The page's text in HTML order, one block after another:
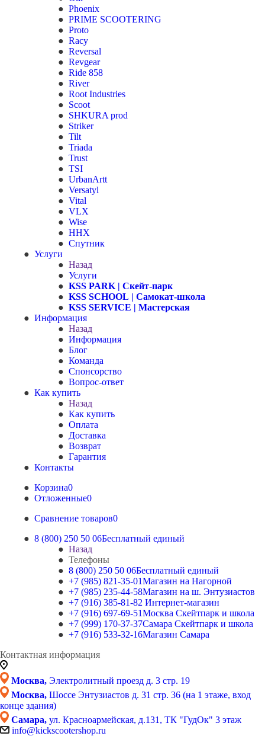
Phoenix
PRIME SCOOTERING
Proto
Racy
Reversal
Revgear
Ride 858
River
Root Industries
Scoot
SHKURA рrоd
Striker
Tilt
Triada
Trust
TSI
UrbanArtt
Versatyl
Vital
VLX
Wise
ННХ
Спутник
Услуги
Назад
Услуги
KSS PARK | Скейт-парк
KSS SCHOOL | Самокат-школа
KSS SERVICE | Мастерская
Информация
Назад
Информация
Блог
Команда
Спонсорство
Вопрос-ответ
Как купить
Назад
Как купить
Оплата
Доставка
Возврат
Гарантия
Контакты
Корзина0
Отложенные0
Сравнение товаров0
8 (800) 250 50 06Бесплатный единый
Назад
Телефоны
8 (800) 250 50 06Бесплатный единый
+7 (985) 821-35-01Магазин на Нагорной
+7 (985) 235-44-58Магазин на ш. Энтузиастов
+7 (916) 385-81-82 Интернет-магазин
+7 (916) 697-69-51Москва Скейтпарк и школа
+7 (999) 170-37-37Самара Скейтпарк и школа
+7 (916) 533-32-16Магазин Самара
Контактная информация
Москва, Электролитный проезд д. 3 стр. 19
Москва, Шоссе Энтузиастов д. 31 стр. 36 (на 1 этаже, вход
конце здания)
Самара, ул. Красноармейская, д.131, ТК "ГудОк" 3 этаж
info@kickscootershop.ru